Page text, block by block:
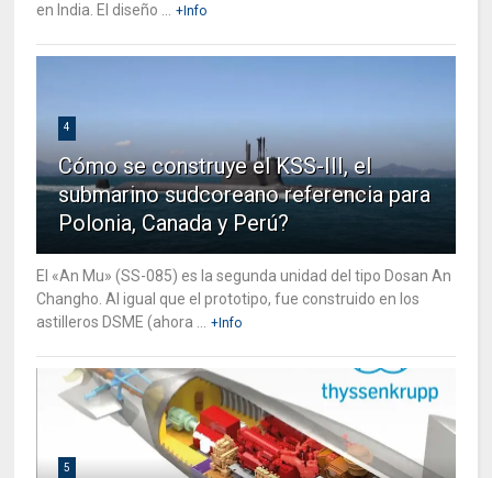
en India. El diseño ...
+Info
4
Cómo se construye el KSS-III, el
submarino sudcoreano referencia para
Polonia, Canada y Perú?
El «An Mu» (SS-085) es la segunda unidad del tipo Dosan An
Changho. Al igual que el prototipo, fue construido en los
astilleros DSME (ahora ...
+Info
5